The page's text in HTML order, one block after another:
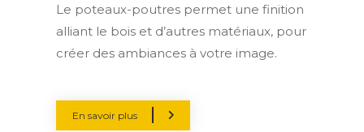
Le poteaux-poutres permet une finition
alliant le bois et d’autres matériaux, pour
créer des ambiances à votre image.
En savoir plus